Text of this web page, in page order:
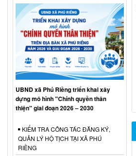
UBND xã Phú Riềng triển khai xây
dựng mô hình "Chính quyền thân
thiện" giai đoạn 2026 – 2030
KIỂM TRA CÔNG TÁC ĐĂNG KÝ,
QUẢN LÝ HỘ TỊCH TẠI XÃ PHÚ
RIỀNG